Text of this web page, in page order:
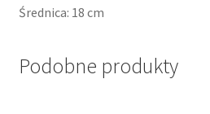
Średnica: 18 cm
Podobne produkty